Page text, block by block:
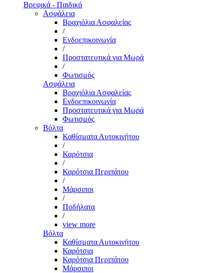
Βρεφικά - Παιδικά
Ασφάλεια
Βραχιόλια Ασφαλείας
/
Ενδοεπικοινωνία
/
Προστατευτικά για Μωρά
/
Φωτισμός
Ασφάλεια
Βραχιόλια Ασφαλείας
Ενδοεπικοινωνία
Προστατευτικά για Μωρά
Φωτισμός
Βόλτα
Καθίσματα Αυτοκινήτου
/
Καρότσια
/
Καρότσια Περιπάτου
/
Μάρσιποι
/
Ποδήλατα
/
view more
Βόλτα
Καθίσματα Αυτοκινήτου
Καρότσια
Καρότσια Περιπάτου
Μάρσιποι